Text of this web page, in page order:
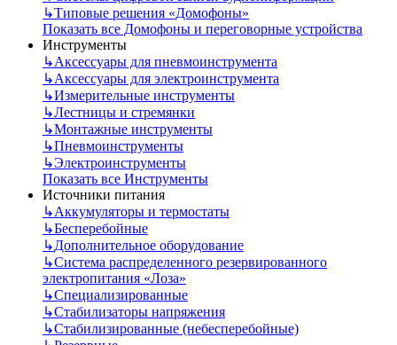
↳Типовые решения «Домофоны»
Показать все Домофоны и переговорные устройства
Инструменты
↳Аксессуары для пневмоинструмента
↳Аксессуары для электроинструмента
↳Измерительные инструменты
↳Лестницы и стремянки
↳Монтажные инструменты
↳Пневмоинструменты
↳Электроинструменты
Показать все Инструменты
Источники питания
↳Аккумуляторы и термостаты
↳Бесперебойные
↳Дополнительное оборудование
↳Система распределенного резервированного
электропитания «Лоза»
↳Специализированные
↳Стабилизаторы напряжения
↳Стабилизированные (небесперебойные)